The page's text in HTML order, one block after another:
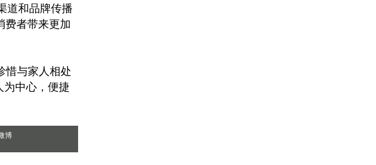
道和品牌传播
费者带来更加
惜与家人相处
为中心，便捷
博